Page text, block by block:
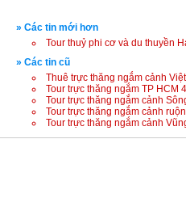
» Các tin mới hơn
Tour thuỷ phi cơ và du thuyền
» Các tin cũ
Thuê trực thăng ngắm cảnh
Tour trực thăng ngắm TP HCM
Tour trực thăng ngắm cảnh
Tour trực thăng ngắm cảnh
Tour trực thăng ngắm cảnh